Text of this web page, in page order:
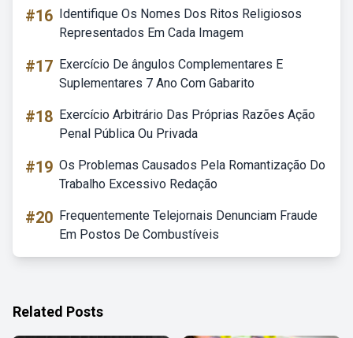
#16 Identifique Os Nomes Dos Ritos Religiosos
Representados Em Cada Imagem
#17 Exercício De ângulos Complementares E
Suplementares 7 Ano Com Gabarito
#18 Exercício Arbitrário Das Próprias Razões Ação
Penal Pública Ou Privada
#19 Os Problemas Causados Pela Romantização Do
Trabalho Excessivo Redação
#20 Frequentemente Telejornais Denunciam Fraude
Em Postos De Combustíveis
Related Posts